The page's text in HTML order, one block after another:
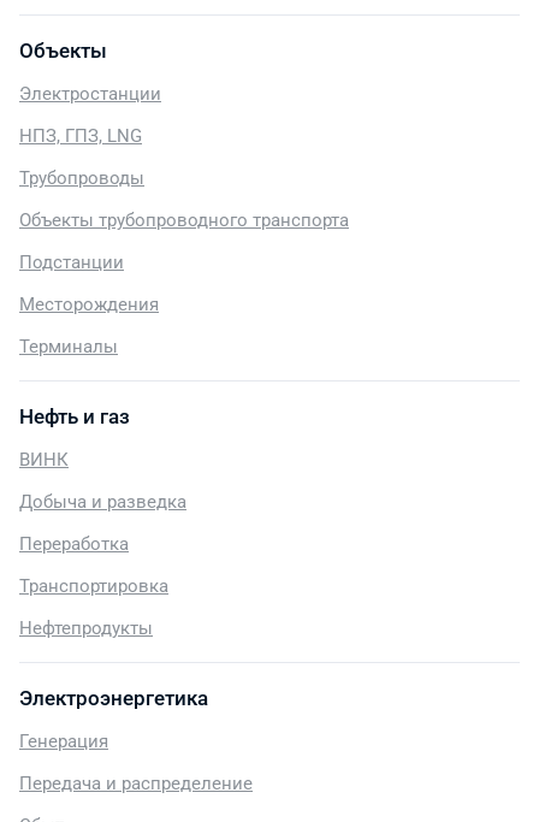
Объекты
Электростанции
НПЗ, ГПЗ, LNG
Трубопроводы
Объекты трубопроводного транспорта
Подстанции
Месторождения
Терминалы
Нефть и газ
ВИНК
Добыча и разведка
Переработка
Транспортировка
Нефтепродукты
Электроэнергетика
Генерация
Передача и распределение